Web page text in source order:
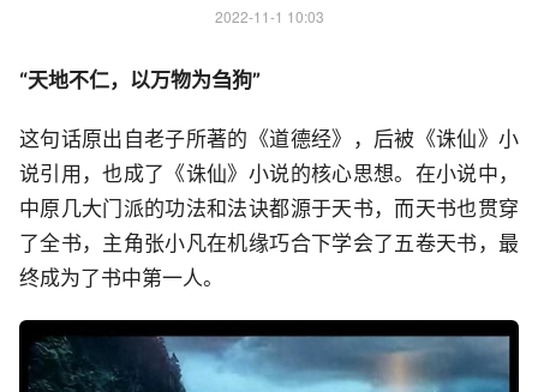
2022-11-1 10:03
“天地不仁，以万物为刍狗”
这句话原出自老子所著的《道德经》，后被《诛仙》小
说引用，也成了《诛仙》小说的核心思想。在小说中，
中原几大门派的功法和法诀都源于天书，而天书也贯穿
了全书，主角张小凡在机缘巧合下学会了五卷天书，最
终成为了书中第一人。